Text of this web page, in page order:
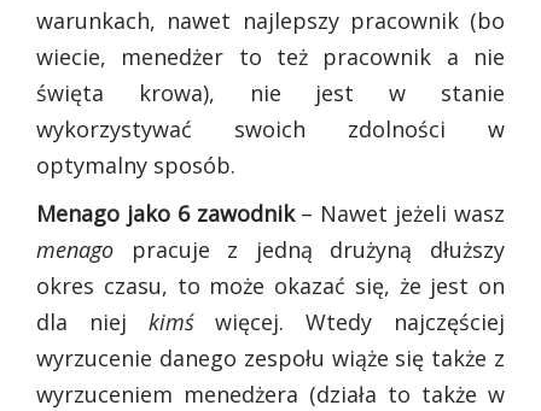
warunkach, nawet najlepszy pracownik (bo
wiecie, menedżer to też pracownik a nie
święta krowa), nie jest w stanie
wykorzystywać swoich zdolności w
optymalny sposób.
Menago jako 6 zawodnik– Nawet jeżeli wasz
menago pracuje z jedną drużyną dłuższy
okres czasu, to może okazać się, że jest on
dla niej kimświęcej. Wtedy najczęściej
wyrzucenie danego zespołu wiąże się także z
wyrzuceniem menedżera (działa to także w